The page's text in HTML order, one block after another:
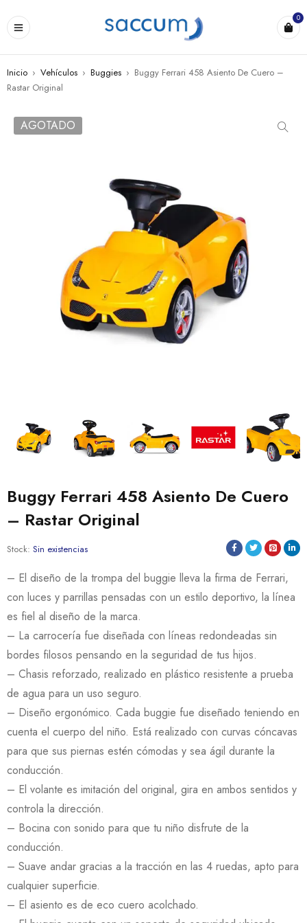
0
Inicio › Vehículos › Buggies › Buggy Ferrari 458 Asiento De Cuero –
Rastar Original
AGOTADO
Buggy Ferrari 458 Asiento De Cuero
– Rastar Original
Stock: Sin existencias
– El diseño de la trompa del buggie lleva la firma de Ferrari,
con luces y parrillas pensadas con un estilo deportivo, la línea
es fiel al diseño de la marca.
– La carrocería fue diseñada con líneas redondeadas sin
bordes filosos pensando en la seguridad de tus hijos.
– Chasis reforzado, realizado en plástico resistente a prueba
de agua para un uso seguro.
– Diseño ergonómico. Cada buggie fue diseñado teniendo en
cuenta el cuerpo del niño. Está realizado con curvas cóncavas
para que sus piernas estén cómodas y sea ágil durante la
conducción.
– El volante es imitación del original, gira en ambos sentidos y
controla la dirección.
– Bocina con sonido para que tu niño disfrute de la
conducción.
– Suave andar gracias a la tracción en las 4 ruedas, apto para
cualquier superficie.
– El asiento es de eco cuero acolchado.